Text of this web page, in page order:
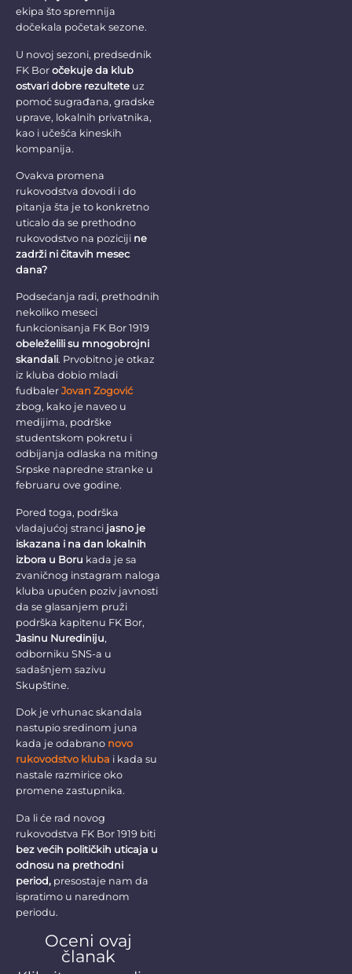
ekipa što spremnija
dočekala početak sezone.
U novoj sezoni, predsednik
FK Bor očekuje da klub
ostvari dobre rezultete uz
pomoć sugrađana, gradske
uprave, lokalnih privatnika,
kao i učešća kineskih
kompanija.
Ovakva promena
rukovodstva dovodi i do
pitanja šta je to konkretno
uticalo da se prethodno
rukovodstvo na poziciji ne
zadrži ni čitavih mesec
dana?
Podsećanja radi, prethodnih
nekoliko meseci
funkcionisanja FK Bor 1919
obeleželili su mnogobrojni
skandali. Prvobitno je otkaz
iz kluba dobio mladi
fudbaler Jovan Zogović
zbog, kako je naveo u
medijima, podrške
studentskom pokretu i
odbijanja odlaska na miting
Srpske napredne stranke u
februaru ove godine.
Pored toga, podrška
vladajućoj stranci jasno je
iskazana i na dan lokalnih
izbora u Boru kada je sa
zvaničnog instagram naloga
kluba upućen poziv javnosti
da se glasanjem pruži
podrška kapitenu FK Bor,
Jasinu Nurediniju,
odborniku SNS-a u
sadašnjem sazivu
Skupštine.
Dok je vrhunac skandala
nastupio sredinom juna
kada je odabrano novo
rukovodstvo kluba i kada su
nastale razmirice oko
promene zastupnika.
Da li će rad novog
rukovodstva FK Bor 1919 biti
bez većih političkih uticaja u
odnosu na prethodni
period, presostaje nam da
ispratimo u narednom
periodu.
Oceni ovaj
članak